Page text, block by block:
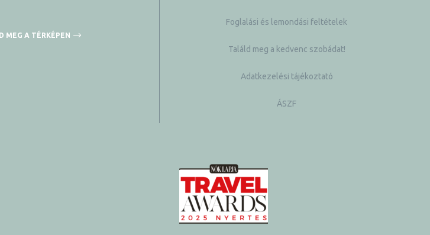
MEG A TÉRKÉPEN
Foglalási és lemondási feltételek
Találd meg a kedvenc szobádat!
Adatkezelési tájékoztató
ÁSZF